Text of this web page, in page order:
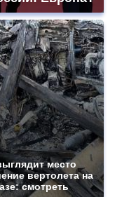
место
вертолета на
смотреть